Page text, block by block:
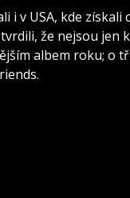
i v USA, kde
že nejsou jen
albem roku; o